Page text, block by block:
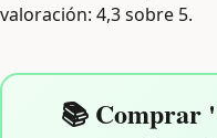
valoración: 4,3 sobre 5.
📚 Comprar